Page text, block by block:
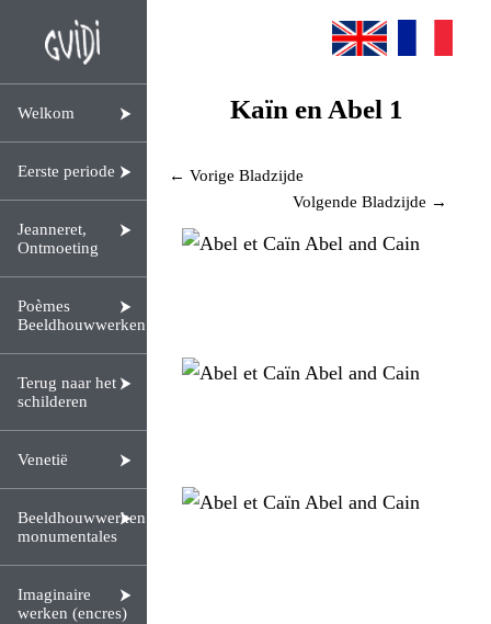
Welkom
Eerste periode
Jeanneret,
Ontmoeting
Poèmes
Beeldhouwwerken
Terug naar het
schilderen
Venetië
Beeldhouwwerken
monumentales
Imaginaire
werken (encres)
Kaïn en Abel 1
← Vorige Bladzijde
Volgende Bladzijde →